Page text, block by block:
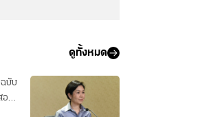
ดูทั้งหมด
ฉบับ
อบ